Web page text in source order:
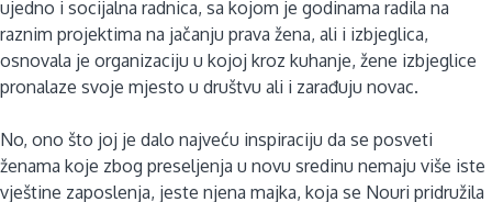
ujedno i socijalna radnica, sa kojom je godinama radila na
raznim projektima na jačanju prava žena, ali i izbjeglica,
osnovala je organizaciju u kojoj kroz kuhanje, žene izbjeglice
pronalaze svoje mjesto u društvu ali i zarađuju novac.
No, ono što joj je dalo najveću inspiraciju da se posveti
ženama koje zbog preseljenja u novu sredinu nemaju više iste
vještine zaposlenja, jeste njena majka, koja se Nouri pridružila